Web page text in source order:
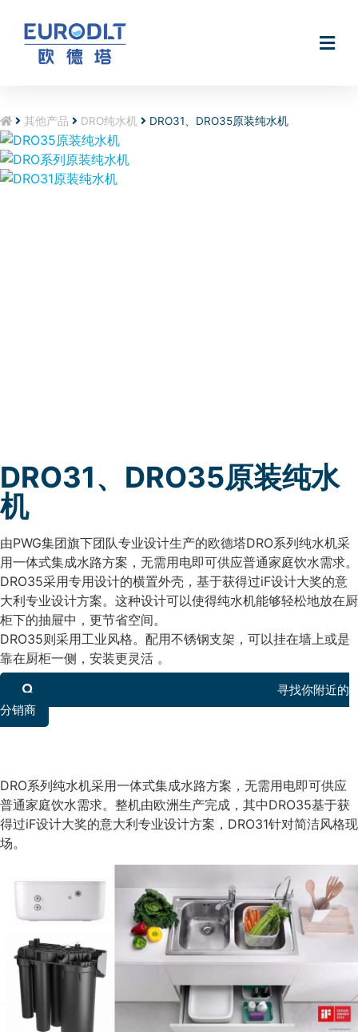
其他产品 DRO纯水机 DRO31、DRO35原装纯水机
DRO31、DRO35原装纯水
机
由PWG集团旗下团队专业设计生产的欧德塔DRO系列纯水机采
用一体式集成水路方案，无需用电即可供应普通家庭饮水需求。
DRO35采用专用设计的横置外壳，基于获得过iF设计大奖的意
大利专业设计方案。这种设计可以使得纯水机能够轻松地放在厨
柜下的抽屉中，更节省空间。
DRO35则采用工业风格。配用不锈钢支架，可以挂在墙上或是
靠在厨柜一侧，安装更灵活 。
寻找你附近的
分销商
DRO系列纯水机采用一体式集成水路方案，无需用电即可供应
普通家庭饮水需求。整机由欧洲生产完成，其中DRO35基于获
得过iF设计大奖的意大利专业设计方案，DRO31针对简洁风格现
场。